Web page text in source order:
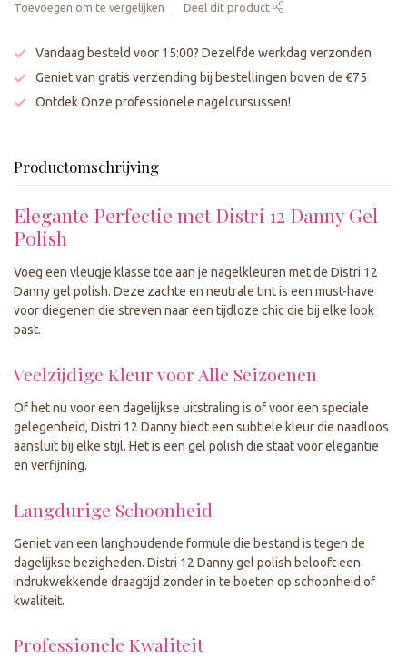
Toevoegen om te vergelijken Deel dit product
Vandaag besteld voor 15:00? Dezelfde werkdag verzonden
Geniet van gratis verzending bij bestellingen boven de €75
Ontdek Onze professionele nagelcursussen!
Productomschrijving
Elegante Perfectie met Distri 12 Danny Gel
Polish
Voeg een vleugje klasse toe aan je nagelkleuren met de Distri 12
Danny gel polish. Deze zachte en neutrale tint is een must-have
voor diegenen die streven naar een tijdloze chic die bij elke look
past.
Veelzijdige Kleur voor Alle Seizoenen
Of het nu voor een dagelijkse uitstraling is of voor een speciale
gelegenheid, Distri 12 Danny biedt een subtiele kleur die naadloos
aansluit bij elke stijl. Het is een gel polish die staat voor elegantie
en verfijning.
Langdurige Schoonheid
Geniet van een langhoudende formule die bestand is tegen de
dagelijkse bezigheden. Distri 12 Danny gel polish belooft een
indrukwekkende draagtijd zonder in te boeten op schoonheid of
kwaliteit.
Professionele Kwaliteit